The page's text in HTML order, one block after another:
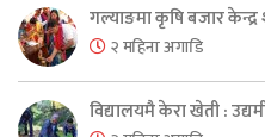
गल्याङमा कृषि बजार
२ महिना अगाडि
विद्यालयमै केरा खेती : उद्यमी